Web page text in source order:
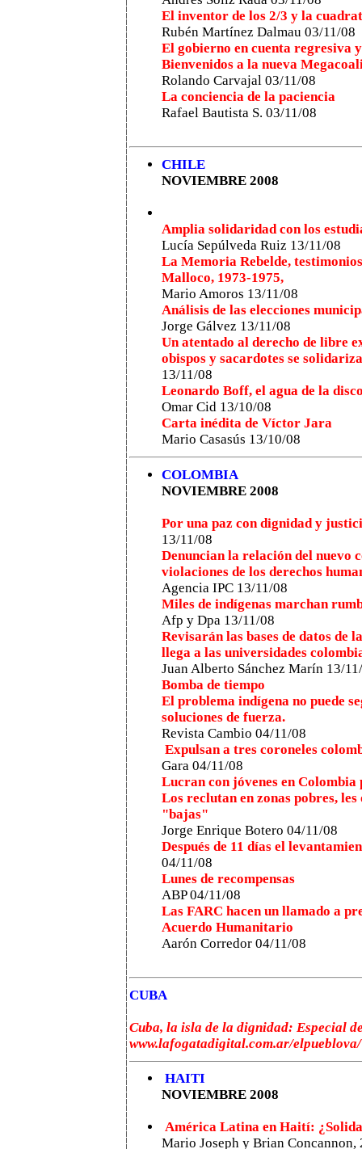
El inventor de los 2/3 y la
Rubén Martínez Dalmau 03/11/08
El gobierno en cuenta regresiva
Bienvenidos a la nueva
Rolando Carvajal 03/11/08
La conciencia de la paciencia
Rafael Bautista S. 03/11/08
CHILE
NOVIEMBRE 2008
Amplia solidaridad con los
Lucía Sepúlveda Ruiz 13/11/08
La Memoria Rebelde,
Malloco, 1973-1975,
Mario Amoros 13/11/08
Análisis de las elecciones
Jorge Gálvez 13/11/08
Un atentado al derecho de libre
obispos y sacardotes se
13/11/08
Leonardo Boff, el agua de la
Omar Cid 13/10/08
Carta inédita de Víctor Jara
Mario Casasús 13/10/08
COLOMBIA
NOVIEMBRE 2008
Por una paz con dignidad y
13/11/08
Denuncian la relación del nuevo
violaciones de los derechos
Agencia IPC 13/11/08
Miles de indígenas marchan
Afp y Dpa 13/11/08
Revisarán las bases de datos de
llega a las universidades
Juan Alberto Sánchez Marín 13/
Bomba de tiempo
El problema indígena no puede
soluciones de fuerza.
Revista Cambio 04/11/08
Expulsan a tres coroneles
Gara 04/11/08
Lucran con jóvenes en
Los reclutan en zonas pobres,
"bajas"
Jorge Enrique Botero 04/11/08
Después de 11 días el
04/11/08
Lunes de recompensas
ABP 04/11/08
Las FARC hacen un llamado a
Acuerdo Humanitario
Aarón Corredor 04/11/08
CUBA
Cuba, la isla de la dignidad: Especial
www.lafogatadigital.com.ar/elpueblova/
HAITI
NOVIEMBRE 2008
América Latina en Haití:
Mario Joseph y Brian Concannon,